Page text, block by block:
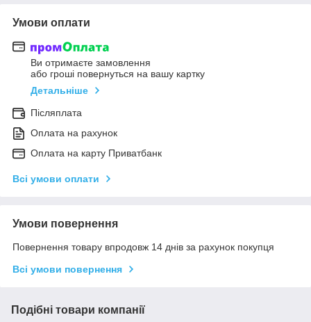
Умови оплати
Ви отримаєте замовлення
або гроші повернуться на вашу картку
Детальніше
Післяплата
Оплата на рахунок
Оплата на карту Приватбанк
Всі умови оплати
Умови повернення
Повернення товару впродовж 14 днів за рахунок покупця
Всі умови повернення
Подібні товари компанії